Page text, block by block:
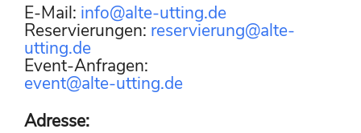
E-Mail: info@alte-utting.de
Reservierungen: reservierung@alte-
utting.de
Event-Anfragen:
event@alte-utting.de
Adresse: